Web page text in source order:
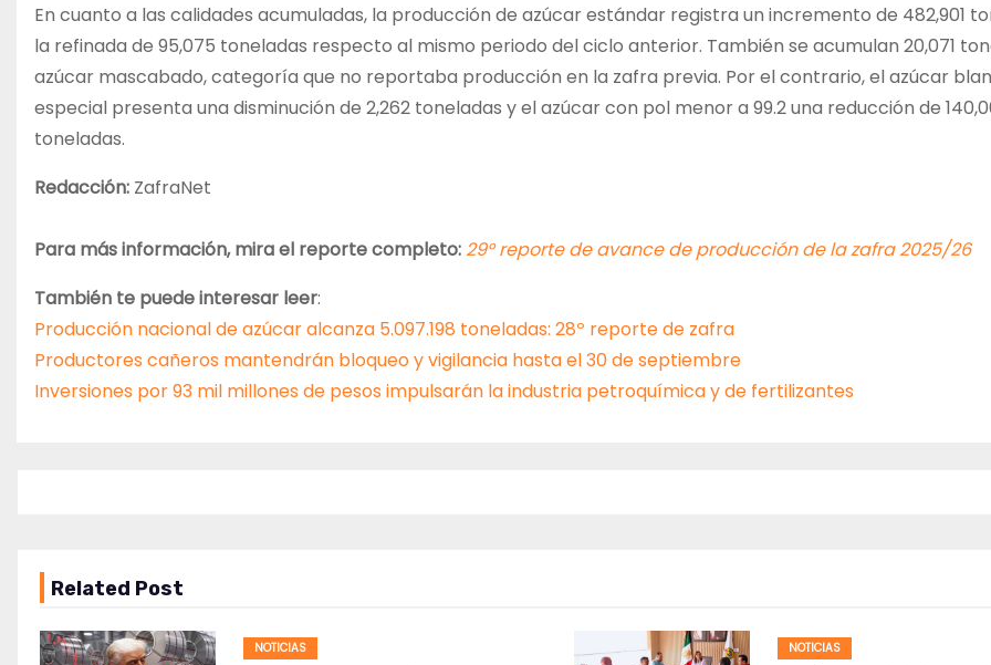
En cuanto a las calidades acumuladas, la producción de azúcar estándar registra un incremento de 482,901
la refinada de 95,075 toneladas respecto al mismo periodo del ciclo anterior. También se acumulan 20,071
azúcar mascabado, categoría que no reportaba producción en la zafra previa. Por el contrario, el azúcar
especial presenta una disminución de 2,262 toneladas y el azúcar con pol menor a 99.2 una reducción de
toneladas.
Redacción: ZafraNet
Para más información, mira el reporte completo: 29° reporte de avance de producción de la zafra 2025/26
También te puede interesar leer:
Producción nacional de azúcar alcanza 5.097.198 toneladas: 28º reporte de zafra
Productores cañeros mantendrán bloqueo y vigilancia hasta el 30 de septiembre
Inversiones por 93 mil millones de pesos impulsarán la industria petroquímica y de fertilizantes
Related Post
NOTICIAS NOTICIAS